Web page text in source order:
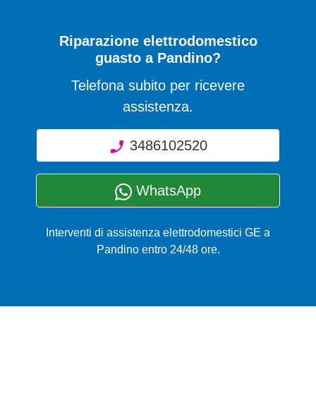
Riparazione elettrodomestico
guasto a Pandino?
Telefona subito per ricevere
assistenza.
3486102520
WhatsApp
Interventi di assistenza elettrodomestici GE a
Pandino entro 24/48 ore.